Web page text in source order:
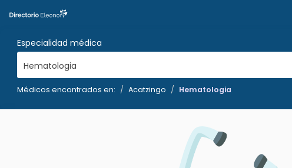
Especialidad médica
Hematologia
Médicos encontrados en: Acatzingo Hematologia